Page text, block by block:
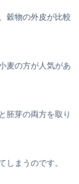
穀物の外皮が比較
麦の方が人気があ
胚芽の両方を取り
しまうのです。